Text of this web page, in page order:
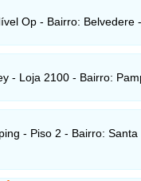
Op - Bairro:
- Loja 2100 - Bairro:
- Piso 2 - Bairro: